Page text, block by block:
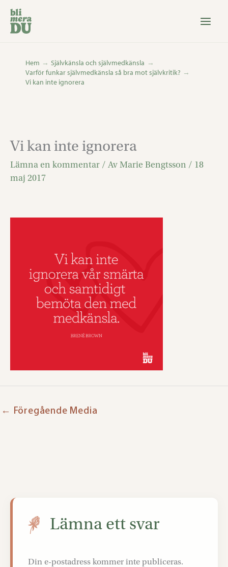
Hoppa
innehåll
Hem
Självkänsla och självmedkänsla
Varför funkar självmedkänsla så bra mot självkritik?
Vi kan inte ignorera
Vi kan inte ignorera
Lämna en kommentar / AvMarie Bengtsson / 18
maj 2017
← Föregående Media
Lämna ett svar
Din e-postadress kommer inte publiceras.